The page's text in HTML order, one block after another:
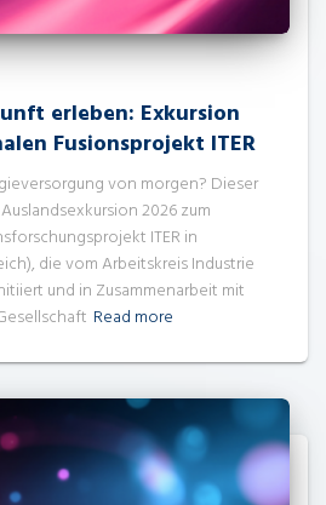
erleben: Exkursion
Fusionsprojekt ITER
von morgen? Dieser
2026 zum
ITER in
die vom Arbeitskreis Industrie
und in Zusammenarbeit mit
Read more